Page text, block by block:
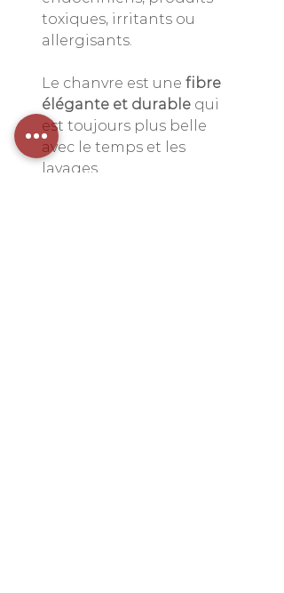
toxiques, irritants ou
allergisants.
Le chanvre est une fibre
élégante et durable qui
est toujours plus belle
avec le temps et les
lavages.